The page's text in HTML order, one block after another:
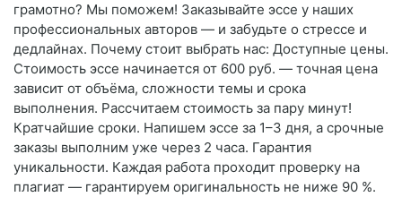
грамотно? Мы поможем! Заказывайте эссе у наших
профессиональных авторов — и забудьте о стрессе и
дедлайнах. Почему стоит выбрать нас: Доступные цены.
Стоимость эссе начинается от 600 руб. — точная цена
зависит от объёма, сложности темы и срока
выполнения. Рассчитаем стоимость за пару минут!
Кратчайшие сроки. Напишем эссе за 1–3 дня, а срочные
заказы выполним уже через 2 часа. Гарантия
уникальности. Каждая работа проходит проверку на
плагиат — гарантируем оригинальность не ниже 90 %.